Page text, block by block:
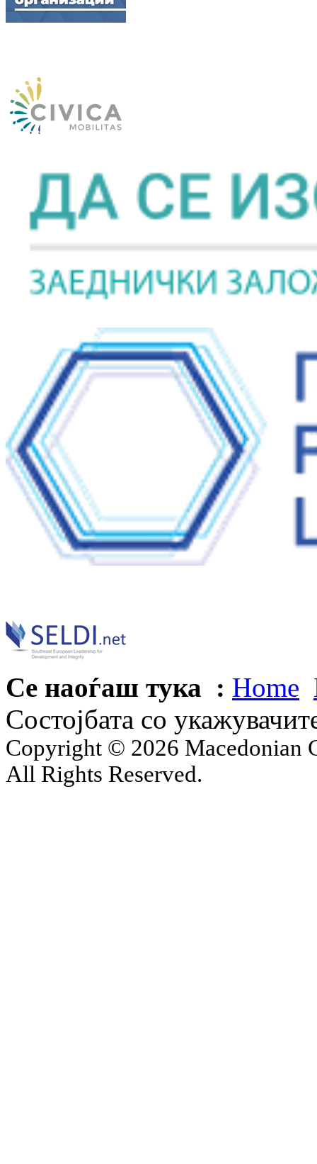
Се наоѓаш тука : Home
Состојбата со
Copyright © 2026 Macedonian
All Rights Reserved.